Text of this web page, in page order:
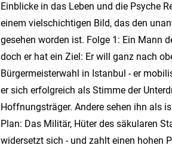
Einblicke in das Leben und die Psyche
einem vielschichtigen Bild, das den
gesehen worden ist. Folge 1: Ein Mann
doch er hat ein Ziel: Er will ganz nach
Bürgermeisterwahl in Istanbul - er
er sich erfolgreich als Stimme der
Hoffnungsträger. Andere sehen ihn als
Plan: Das Militär, Hüter des säkularen
widersetzt sich - und zahlt einen hohen